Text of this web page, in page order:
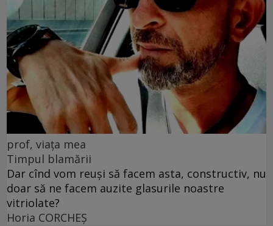
prof, viața mea
Timpul blamării
Dar cînd vom reuși să facem asta, constructiv, nu
doar să ne facem auzite glasurile noastre
vitriolate?
Horia CORCHEŞ